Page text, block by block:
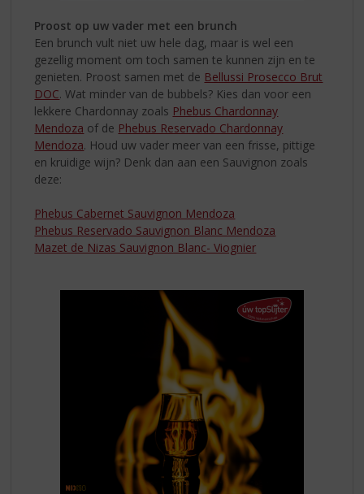
Proost op uw vader met een brunch
Een brunch vult niet uw hele dag, maar is wel een
gezellig moment om toch samen te kunnen zijn en te
genieten. Proost samen met de Bellussi Prosecco Brut
DOC. Wat minder van de bubbels? Kies dan voor een
lekkere Chardonnay zoals Phebus Chardonnay
Mendoza of de Phebus Reservado Chardonnay
Mendoza. Houd uw vader meer van een frisse, pittige
en kruidige wijn? Denk dan aan een Sauvignon zoals
deze:
Phebus Cabernet Sauvignon Mendoza
Phebus Reservado Sauvignon Blanc Mendoza
Mazet de Nizas Sauvignon Blanc- Viognier